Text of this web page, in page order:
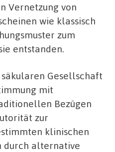
Vernetzung von
wie klassisch
zum
entstanden.
Gesellschaft
mit
Bezügen
zur
klinischen
durch alternative